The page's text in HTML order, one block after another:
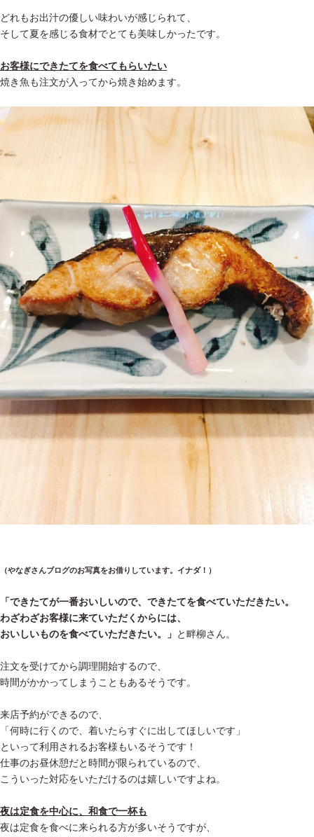
どれもお出汁の優しい味わいが感じられて、
そして夏を感じる食材でとても美味しかったです。
お客様にできたてを食べてもらいたい
焼き魚も注文が入ってから焼き始めます。
（やなぎさんブログのお写真をお借りしています。イナダ！）
「できたてが一番おいしいので、できたてを食べていただきたい。
わざわざお客様に来ていただくからには、
おいしいものを食べていただきたい。」 と畔柳さん。
注文を受けてから調理開始するので、
時間がかかってしまうこともあるそうです。
来店予約ができるので、
「何時に行くので、着いたらすぐに出してほしいです」
といって利用されるお客様もいるそうです！
仕事のお昼休憩だと時間が限られているので、
こういった対応をいただけるのは嬉しいですよね。
夜は定食を中心に、和食で一杯も
夜は定食を食べに来られる方が多いそうですが、